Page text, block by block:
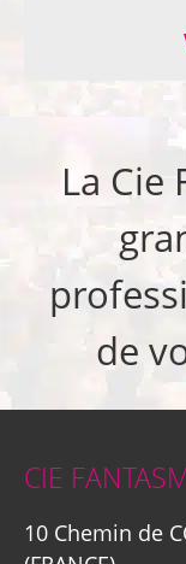
La Cie
de
CIE
10 Chemin de